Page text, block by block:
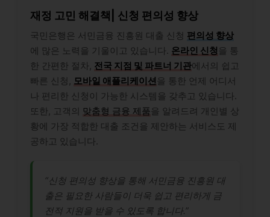
재정 고민 해결책| 신청 편의성 향상
국민은행은 서민금융 진흥원 대출 신청 편의성 향상
에 많은 노력을 기울이고 있습니다. 온라인 신청을 통
한 간편한 절차, 전국 지점 및 파트너 기관에서의 쉽고
빠른 신청,
모바일 애플리케이션을 통한 언제 어디서
나 편리한 신청이 가능한 시스템을 갖추고 있습니다.
또한, 고객의
맞춤형 금융 제품을 알려드려 개인별 상
황에 가장 적합한 대출 조건을 제안하는 서비스도 제
공하고 있습니다.
“신청 편의성 향상을 통해 서민금융 진흥원 대
출은 필요한 사람들이 더욱 쉽고 편리하게 금
전적 지원을 받을 수 있도록 합니다.”